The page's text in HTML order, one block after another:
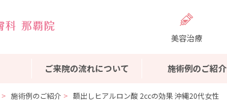
美容治療
ご来院の流れについて 施術例のご紹介
施術例のご紹介 額出しヒアルロン酸 2ccの効果 沖縄20代女性